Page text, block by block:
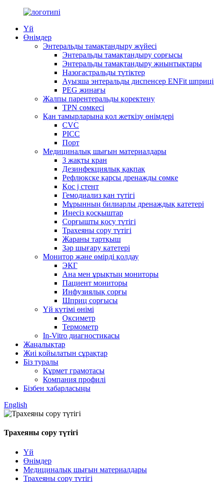
Үй
Өнімдер
Энтеральды тамақтандыру жүйесі
Энтеральды тамақтандыру сорғысы
Энтеральды тамақтандыру жиынтықтары
Назогастральды түтіктер
Ауызша энтеральды диспенсер ENFit шприці
PEG жинағы
Жалпы парентеральды қоректену
TPN сөмкесі
Қан тамырларына қол жеткізу өнімдері
CVC
PICC
Порт
Медициналық шығын материалдары
3 жақты кран
Дезинфекциялық қақпақ
Рефлюкске қарсы дренажды сөмке
Қос j стент
Гемодиализ қан түтігі
Мұрынның билиарлы дренаждық катетері
Инесіз қосқыштар
Сорғышты қосу түтігі
Трахеяны сору түтігі
Жараны тартқыш
Зәр шығару катетері
Монитор және өмірді қолдау
ЭКГ
Ана мен ұрықтың мониторы
Пациент мониторы
Инфузиялық сорғы
Шприц сорғысы
Үй күтімі өнімі
Оксиметр
Термометр
In-Vitro диагностикасы
Жаңалықтар
Жиі қойылатын сұрақтар
Біз туралы
Құрмет грамотасы
Компания профилі
Бізбен хабарласыңы
English
Трахеяны сору түтігі
Үй
Өнімдер
Медициналық шығын материалдары
Трахеяны сору түтігі